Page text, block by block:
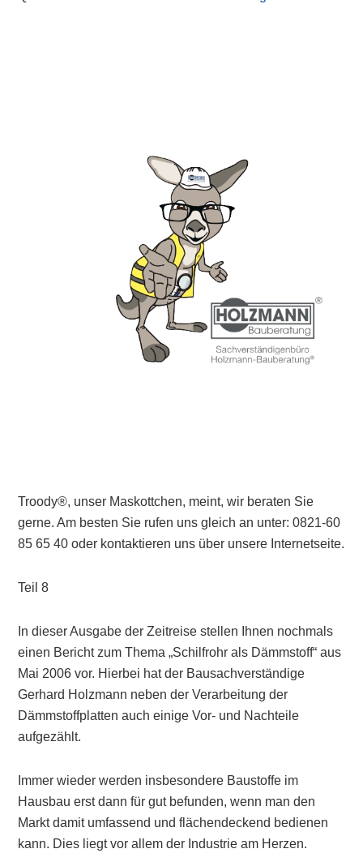
Troody®, unser Maskottchen, meint, wir beraten Sie
gerne. Am besten Sie rufen uns gleich an unter: 0821-60
85 65 40 oder kontaktieren uns über unsere Internetseite.
Teil 8
In dieser Ausgabe der Zeitreise stellen Ihnen nochmals
einen Bericht zum Thema „Schilfrohr als Dämmstoff“ aus
Mai 2006 vor. Hierbei hat der Bausachverständige
Gerhard Holzmann neben der Verarbeitung der
Dämmstoffplatten auch einige Vor- und Nachteile
aufgezählt.
Immer wieder werden insbesondere Baustoffe im
Hausbau erst dann für gut befunden, wenn man den
Markt damit umfassend und flächendeckend bedienen
kann. Dies liegt vor allem der Industrie am Herzen.